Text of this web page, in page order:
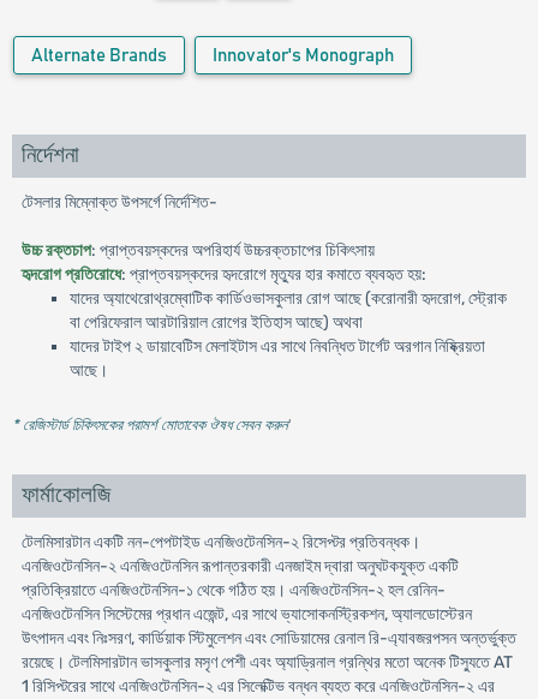
Alternate Brands Innovator's Monograph
নির্দেশনা
টেসলার মিম্নোক্ত উপসর্গে নির্দেশিত-
উচ্চ রক্তচাপ: প্রাপ্তবয়স্কদের অপরিহার্য উচ্চরক্তচাপের চিকিৎসায়
হৃদরোগ প্রতিরোধে: প্রাপ্তবয়স্কদের হৃদরোগে মৃত্যুর হার কমাতে ব্যবহৃত হয়:
যাদের অ্যাথেরোথ্রম্বোটিক কার্ডিওভাসকুলার রোগ আছে (করোনারী হৃদরোগ, স্ট্রোক
বা পেরিফেরাল আরটারিয়াল রোগের ইতিহাস আছে) অথবা
যাদের টাইপ ২ ডায়াবেটিস মেলাইটাস এর সাথে নিবন্ধিত টার্গেট অরগান নিষ্ক্রিয়তা
আছে।
* রেজিস্টার্ড চিকিৎসকের পরামর্শ মোতাবেক ঔষধ সেবন করুন'
ফার্মাকোলজি
টেলমিসারটান একটি নন-পেপটাইড এনজিওটেনসিন-২ রিসেপ্টর প্রতিবন্ধক।
এনজিওটেনসিন-২ এনজিওটেনসিন রূপান্তরকারী এনজাইম দ্বারা অনুঘটকযুক্ত একটি
প্রতিক্রিয়াতে এনজিওটেনসিন-১ থেকে গঠিত হয়। এনজিওটেনসিন-২ হল রেনিন-
এনজিওটেনসিন সিস্টেমের প্রধান এজেন্ট, এর সাথে ভ্যাসোকনস্ট্রিকশন, অ্যালডোস্টেরন
উৎপাদন এবং নিঃসরণ, কার্ডিয়াক স্টিমুলেশন এবং সোডিয়ামের রেনাল রি-এ্যাবজরপসন অন্তর্ভুক্ত
রয়েছে। টেলমিসারটান ভাসকুলার মসৃণ পেশী এবং অ্যাড্রিনাল গ্রন্থির মতো অনেক টিস্যুতে AT
1 রিসিপ্টরের সাথে এনজিওটেনসিন-২ এর সিলেক্টিভ বন্ধন ব্যহত করে এনজিওটেনসিন-২ এর